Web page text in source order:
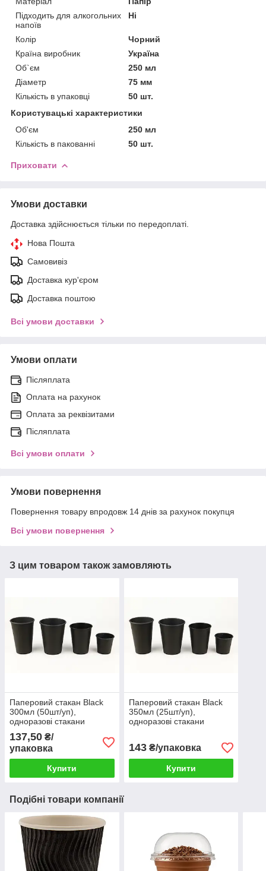
Підходить для алкогольних
напоїв
Ні
Колір
Чорний
Країна виробник
Україна
Об`єм
250 мл
Діаметр
75 мм
Кількість в упаковці
50 шт.
Користувацькі характеристики
Об'єм
250 мл
Кількість в пакованні
50 шт.
Приховати
Умови доставки
Доставка здійснюється тільки по передоплаті.
Нова Пошта
Самовивіз
Доставка кур'єром
Доставка поштою
Всі умови доставки
Умови оплати
Післяплата
Оплата на рахунок
Оплата за реквізитами
Післяплата
Всі умови оплати
Умови повернення
Повернення товару впродовж 14 днів за рахунок покупця
Всі умови повернення
З цим товаром також замовляють
Паперовий стакан Black
300мл (50шт/уп),
одноразові стакани
137,50 ₴/
упаковка
Купити
Паперовий стакан Black
350мл (25шт/уп),
одноразові стакани
143₴/упаковка
Купити
Подібні товари компанії